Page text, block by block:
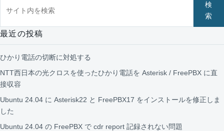
検
索
最近の投稿
ひかり電話の切断に対処する
NTT西日本の光クロスを使ったひかり電話を Asterisk / FreePBX に直
接収容
Ubuntu 24.04 に Asterisk22 と FreePBX17 をインストールを修正しま
した
Ubuntu 24.04 の FreePBX で cdr report 記録されない問題